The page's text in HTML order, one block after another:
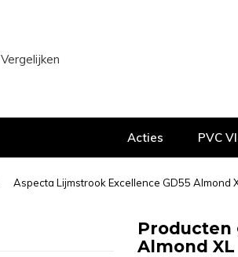
Vergelijken
Acties PVC
Aspecta Lijmstrook Excellence GD55 Almond
Producten
Almond XL